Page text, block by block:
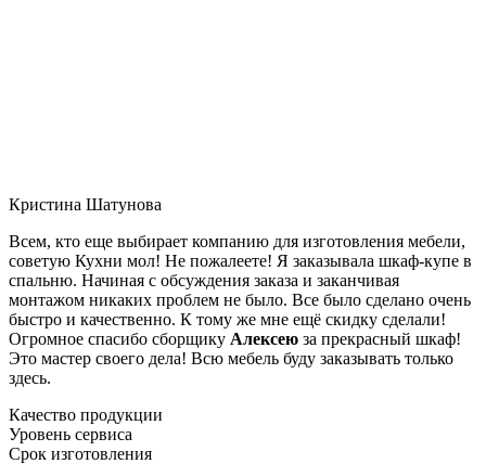
Кристина Шатунова
Всем, кто еще выбирает компанию для изготовления мебели,
советую Кухни мол! Не пожалеете! Я заказывала шкаф-купе в
спальню. Начиная с обсуждения заказа и заканчивая
монтажом никаких проблем не было. Все было сделано очень
быстро и качественно. К тому же мне ещё скидку сделали!
Огромное спасибо сборщику Алексею за прекрасный шкаф!
Это мастер своего дела! Всю мебель буду заказывать только
здесь.
Качество продукции
Уровень сервиса
Срок изготовления